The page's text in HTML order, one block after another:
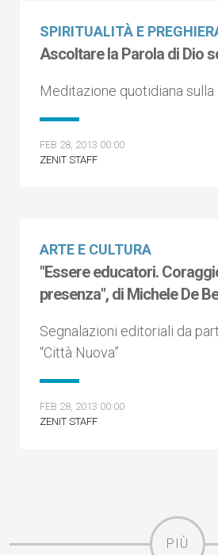
SPIRITUALITÀ E
Ascoltare la Parola di Dio
Meditazione quotidiana sulla
FEB 28, 2013 00:00
ZENIT STAFF
ARTE E CULTURA
"Essere educatori.
presenza", di Michele De
Segnalazioni editoriali da
“Città Nuova”
FEB 28, 2013 00:00
ZENIT STAFF
PIÙ